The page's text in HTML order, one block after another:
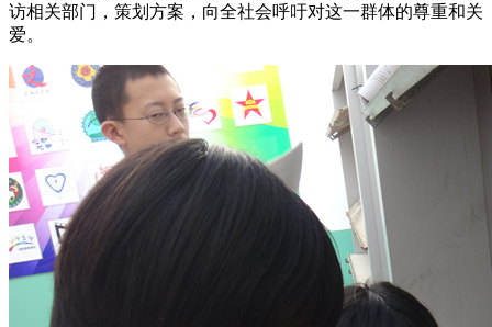
访相关部门，策划方案，向全社会呼吁对这一群体的尊重和关
爱。